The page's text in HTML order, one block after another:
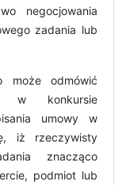
negocjowania
zadania lub
może odmówić
w konkursie
umowy w
iż rzeczywisty
znacząco
podmiot lub